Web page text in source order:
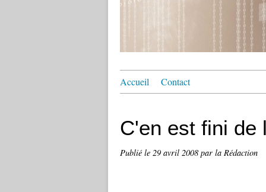
Accueil Contact
C'en est fini de
Publié le 29 avril 2008 par la Rédaction